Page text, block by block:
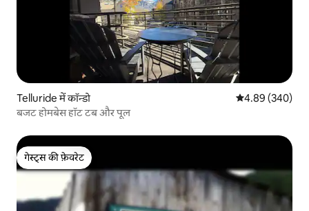
Telluride में कॉन्डो औसत रेटिंग 5 में से
4.89 (340)
बजट होमबेस हॉट टब और पूल
गेस्ट्स की फ़ेवरेट
गेस्ट्स की फ़ेवरेट